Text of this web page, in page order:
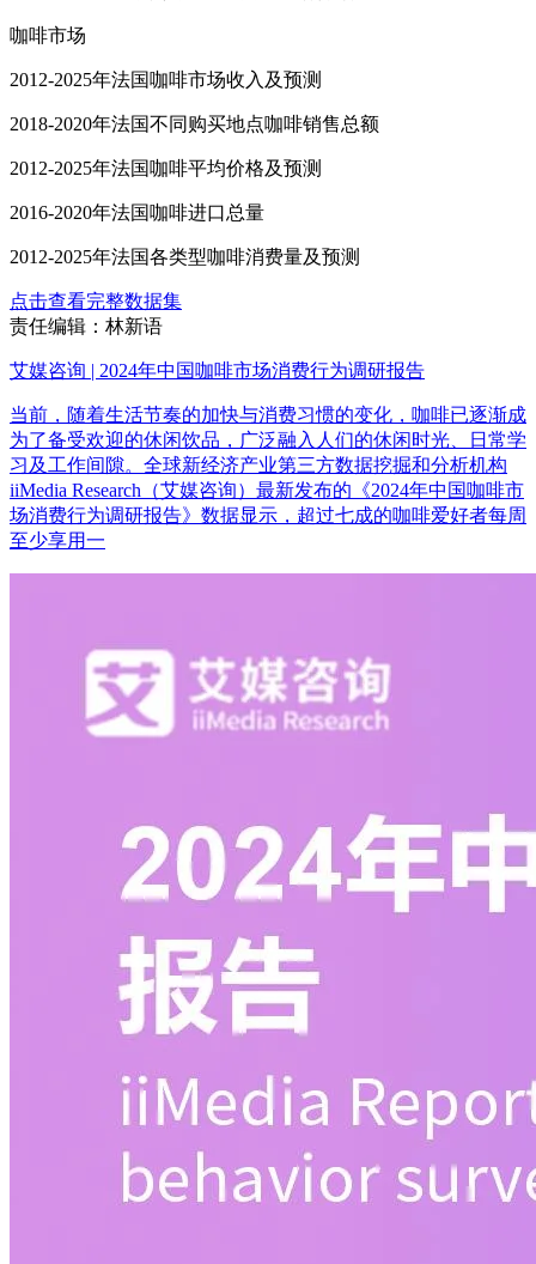
咖啡市场
2012-2025年法国咖啡市场收入及预测
2018-2020年法国不同购买地点咖啡销售总额
2012-2025年法国咖啡平均价格及预测
2016-2020年法国咖啡进口总量
2012-2025年法国各类型咖啡消费量及预测
点击查看完整数据集
责任编辑：林新语
艾媒咨询 | 2024年中国咖啡市场消费行为调研报告
当前，随着生活节奏的加快与消费习惯的变化，咖啡已逐渐成
为了备受欢迎的休闲饮品，广泛融入人们的休闲时光、日常学
习及工作间隙。全球新经济产业第三方数据挖掘和分析机构
iiMedia Research（艾媒咨询）最新发布的《2024年中国咖啡市
场消费行为调研报告》数据显示，超过七成的咖啡爱好者每周
至少享用一